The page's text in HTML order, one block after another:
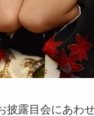
露目会にあわ